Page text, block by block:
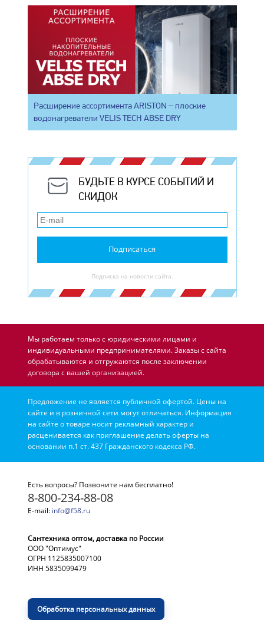
Расширение ассортимента ARISTON – плоские
водонагреватели VELIS TECH ABSE DRY
БУДЬТЕ В КУРСЕ СОБЫТИЙ И
СКИДОК
Подписаться
Подписка на новости сайта.
Мы работаем только с юридическими лицами и
индивидуальными предпринимателями. Заказы с сайта
обрабатываются и отгружаются после заключении
договора с вашей организацией.
Предложение не является публичной офертой. Цены на
сайте и в розничной сети могут отличаться. Информация
на сайте о товаре носит рекламный характер и
расценивается как приглашение делать оферты на
основании п.1 ст. 437 Гражданского кодекса РФ.
Есть вопросы? Позвоните нам бесплатно!
8-800-234-88-08
E-mail: info@f58.ru
Сантехника оптом, доставка по России
ООО "Оптимус"
ОГРН 1125835007100
ИНН 5835099479
Обработка персональных данных